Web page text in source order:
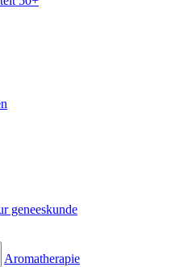
geneeskunde
Aromatherapie